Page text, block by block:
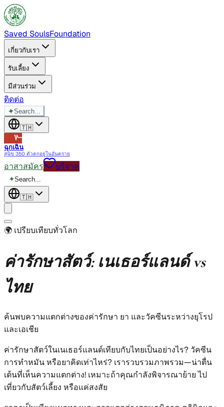
Saved SoulsFoundation
เกี่ยวกับเรา
รับเลี้ยง
มีส่วนร่วม
ติดต่อ
✦Search...
🇹🇭
ฉุกเฉิน
สุนัข 350 ตัวตกอยู่ในอันตราย
อาสาสมัคร บริจาค
✦Search...
🇹🇭
🌍 เปรียบเทียบทั่วโลก
ค่ารักษาสัตว์: เนเธอร์แลนด์ vs
ไทย
ค้นพบความแตกต่างของค่ารักษา ยา และวัคซีนระหว่างยุโรป
และเอเชีย
ค่ารักษาสัตว์ในเนเธอร์แลนด์เทียบกับไทยเป็นอย่างไร? วัคซีน
การทำหมัน หรือยาคิดเท่าไหร่? เรารวบรวมภาพรวม—น่าตื่น
เต้นที่เห็นความแตกต่าง! เหมาะถ้าคุณกำลังพิจารณาย้าย ไป
เที่ยวกับสัตว์เลี้ยง หรือแค่สงสัย